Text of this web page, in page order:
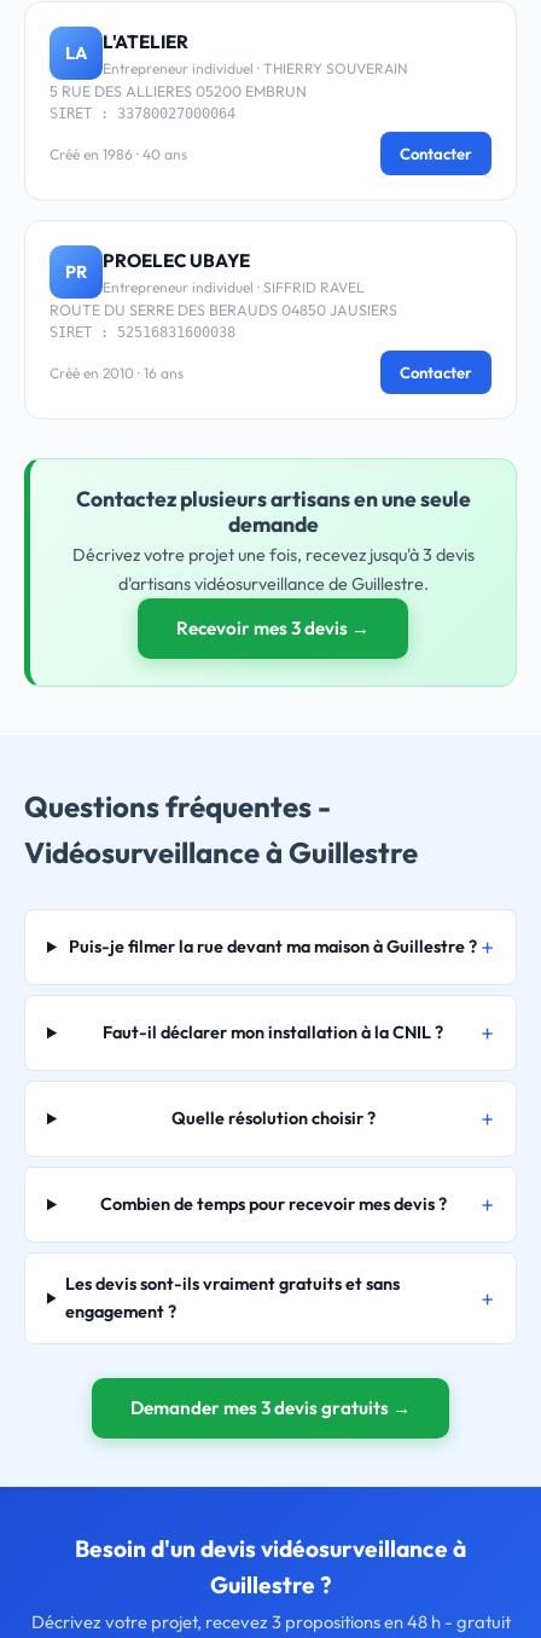
LA L'ATELIER
Entrepreneur individuel · THIERRY SOUVERAIN
5 RUE DES ALLIERES 05200 EMBRUN
SIRET : 33780027000064
Créé en 1986 · 40 ans Contacter
PR PROELEC UBAYE
Entrepreneur individuel · SIFFRID RAVEL
ROUTE DU SERRE DES BERAUDS 04850 JAUSIERS
SIRET : 52516831600038
Créé en 2010 · 16 ans Contacter
Contactez plusieurs artisans en une seule
demande
Décrivez votre projet une fois, recevez jusqu'à 3 devis
d'artisans vidéosurveillance de Guillestre.
Recevoir mes 3 devis →
Questions fréquentes -
Vidéosurveillance à Guillestre
Puis-je filmer la rue devant ma maison à Guillestre ?
Faut-il déclarer mon installation à la CNIL ?
Quelle résolution choisir ?
Combien de temps pour recevoir mes devis ?
Les devis sont-ils vraiment gratuits et sans
engagement ?
Demander mes 3 devis gratuits →
Besoin d'un devis vidéosurveillance à
Guillestre ?
Décrivez votre projet, recevez 3 propositions en 48 h - gratuit